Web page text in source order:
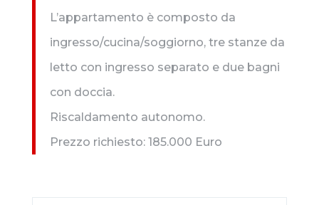
L’appartamento è composto da
ingresso/cucina/soggiorno, tre stanze da
letto con ingresso separato e due bagni
con doccia.
Riscaldamento autonomo.
Prezzo richiesto: 185.000 Euro